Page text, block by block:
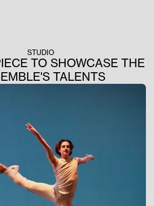
STUDIO
TO SHOWCASE THE
TALENTS